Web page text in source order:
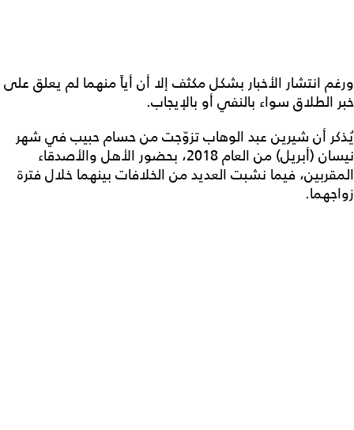
ورغم انتشار الأخبار بشكل مكثف إلا أن أياً منهما لم يعلق على
خبر الطلاق سواء بالنفي أو بالإيجاب.
يُذكر أن شيرين عبد الوهاب تزوّجت من حسام حبيب في شهر
نيسان (أبريل) من العام 2018، بحضور الأهل والأصدقاء
المقربين، فيما نشبت العديد من الخلافات بينهما خلال فترة
زواجهما.